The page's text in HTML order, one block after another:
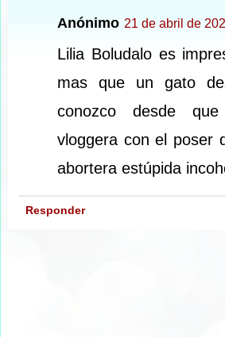
Anónimo 21 de abril de
Lilia Boludalo es
mas que un gato
conozco desde
vloggera con el poser
abortera estúpida
Responder